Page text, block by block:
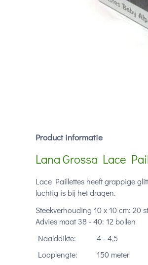
Product informatie
Lana Grossa Lace
Lace Paillettes heeft grappige
luchtig is bij het dragen.
Steekverhouding 10 x 10 cm: 20
Advies maat 38 - 40: 12 bollen
Naalddikte:
4 - 4,5
Looplengte:
150 meter